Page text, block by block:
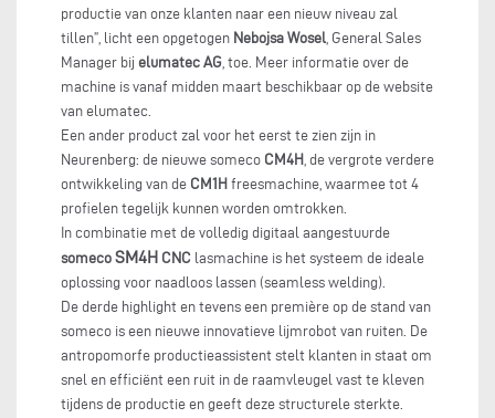
productie van onze klanten naar een nieuw niveau zal
tillen”, licht een opgetogen Nebojsa Wosel , General Sales
Manager bij elumatec AG , toe. Meer informatie over de
machine is vanaf midden maart beschikbaar op de website
van elumatec.
Een ander product zal voor het eerst te zien zijn in
Neurenberg: de nieuwe someco CM4H , de vergrote verdere
ontwikkeling van de CM1H freesmachine, waarmee tot 4
profielen tegelijk kunnen worden omtrokken.
In combinatie met de volledig digitaal aangestuurde
someco SM4H CNC lasmachine is het systeem de ideale
oplossing voor naadloos lassen (seamless welding).
De derde highlight en tevens een première op de stand van
someco is een nieuwe innovatieve lijmrobot van ruiten. De
antropomorfe productieassistent stelt klanten in staat om
snel en efficiënt een ruit in de raamvleugel vast te kleven
tijdens de productie en geeft deze structurele sterkte.